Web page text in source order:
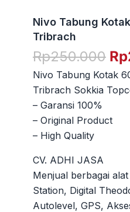
Nivo Tabung
Tribrach
Rp250.000 Rp
Nivo Tabung Kotak
Tribrach Sokkia
– Garansi 100%
– Original Product
– High Quality
CV. ADHI JASA
Menjual berbagai
Station, Digital
Autolevel, GPS,